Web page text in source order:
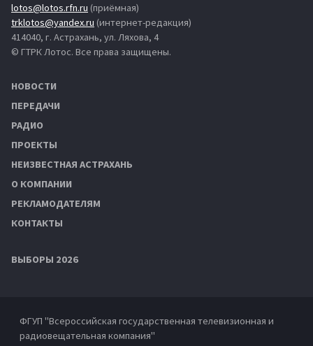
lotos@lotos.rfn.ru (приёмная)
trklotos@yandex.ru (интернет-редакция)
414040, г. Астрахань, ул. Ляхова, 4
© ГТРК Лотос. Все права защищены.
НОВОСТИ
ПЕРЕДАЧИ
РАДИО
ПРОЕКТЫ
НЕИЗВЕСТНАЯ АСТРАХАНЬ
О КОМПАНИИ
РЕКЛАМОДАТЕЛЯМ
КОНТАКТЫ
ВЫБОРЫ 2026
ФГУП "Всероссийская государственная телевизионная и
радиовещательная компания"